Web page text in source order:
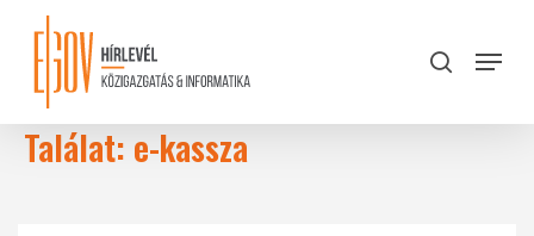
content
search
Menu
Találat: e-kassza
Close